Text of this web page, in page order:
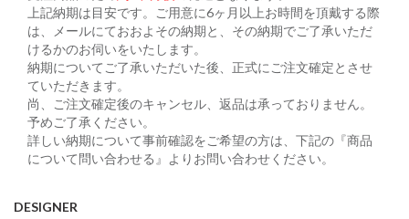
上記納期は目安です。ご用意に6ヶ月以上お時間を頂戴する際
は、メールにておおよその納期と、その納期でご了承いただ
けるかのお伺いをいたします。
納期についてご了承いただいた後、正式にご注文確定とさせ
ていただきます。
尚、ご注文確定後のキャンセル、返品は承っておりません。
予めご了承ください。
詳しい納期について事前確認をご希望の方は、下記の『商品
について問い合わせる』よりお問い合わせください。
DESIGNER